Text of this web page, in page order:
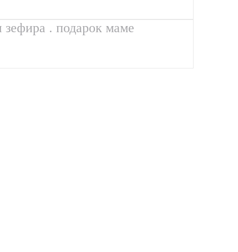
зефира . подарок маме